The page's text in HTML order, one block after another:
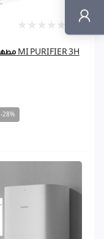
مطهر هواء كهربائي MI PURIFIER 3H
-28%